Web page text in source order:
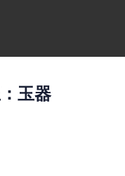
玉器